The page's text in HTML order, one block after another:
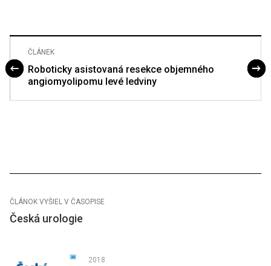
ČLÁNEK
Roboticky asistovaná resekce objemného
angiomyolipomu levé ledviny
ČLÁNOK VYŠIEL V ČASOPISE
Česká urologie
2018